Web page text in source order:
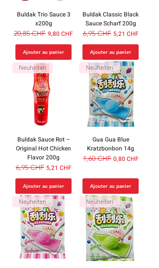
Buldak Trio Sauce 3
x200g
Prix original
20,85 CHF Prix promotionnel
9,80 CHF
Ajouter au panier
Buldak Classic Black
Sauce Scharf 200g
Prix original
6,95 CHF Prix promotionnel
5,21 CHF
Ajouter au panier
Neuheiten
Buldak Sauce Rot –
Original Hot Chicken
Flavor 200g
Prix original
6,95 CHF Prix promotionnel
5,21 CHF
Ajouter au panier
Neuheiten
Gua Gua Blue
Kratzbonbon 14g
Prix original
1,60 CHF Prix promotionnel
0,80 CHF
Ajouter au panier
Neuheiten Neuheiten